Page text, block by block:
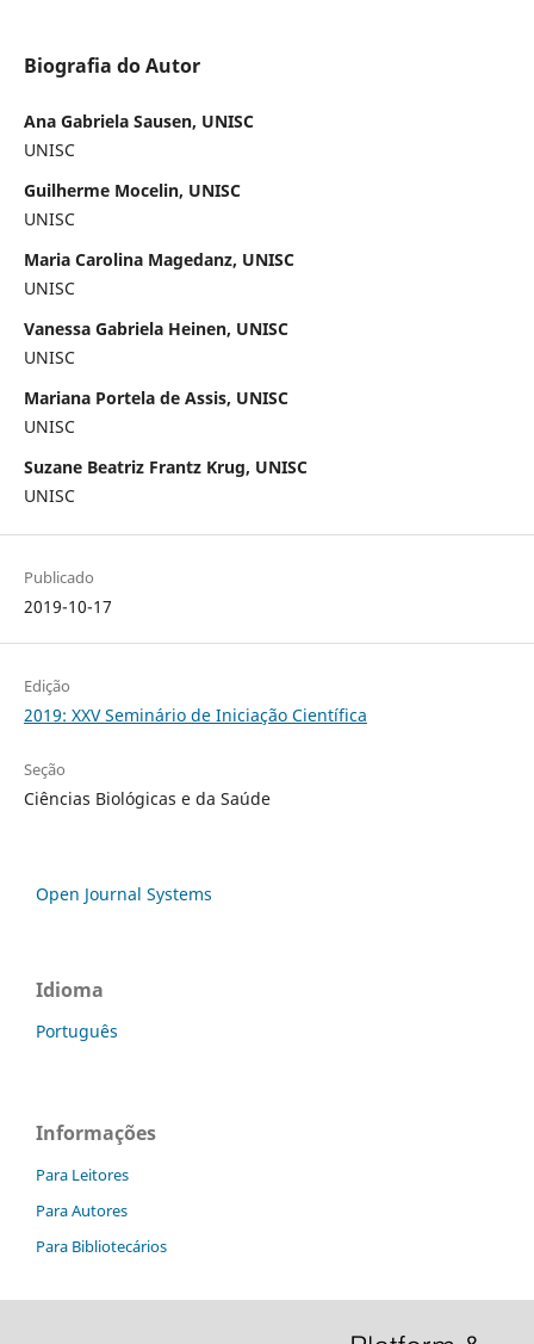
Biografia do Autor
Ana Gabriela Sausen, UNISC
UNISC
Guilherme Mocelin, UNISC
UNISC
Maria Carolina Magedanz, UNISC
UNISC
Vanessa Gabriela Heinen, UNISC
UNISC
Mariana Portela de Assis, UNISC
UNISC
Suzane Beatriz Frantz Krug, UNISC
UNISC
Publicado
2019-10-17
Edição
2019: XXV Seminário de Iniciação Científica
Seção
Ciências Biológicas e da Saúde
Open Journal Systems
Idioma
Português
Informações
Para Leitores
Para Autores
Para Bibliotecários